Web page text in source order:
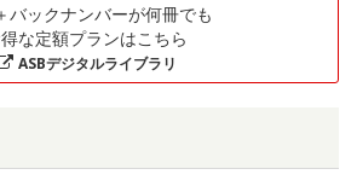
バックナンバーが何冊でも
な定額プランはこちら
ASBデジタルライブラリ